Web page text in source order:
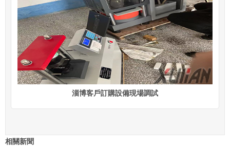
淄博客戶訂購設備現場調試
相關新聞